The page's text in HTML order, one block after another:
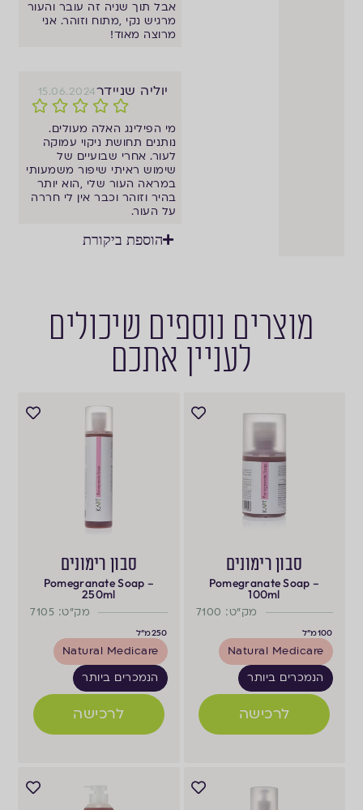
אבל תוך שניה זה עובר והעור
מרגיש נקי ,מתוח וזוהר. אני
מרוצה מאוד!
יוליה שניידר15.06.2024
מי הפילינג האלה מעולים.
נותנים תחושת ניקוי עמוקה
לעור. אחרי שבועיים של
שימוש ראיתי שיפור משמעותי
במראה העור שלי ,הוא יותר
בהיר וזוהר וכבר אין לי חררה
על העור.
הוספת ביקורת
מוצרים נוספים שיכולים
לעניין אתכם
סבון רימונים
Pomegranate Soap –
100ml
מק"ט: 7100
100מ"ל
Natural Medicare
הנמכרים ביותר
לרכישה
סבון רימונים
Pomegranate Soap –
250ml
מק"ט: 7105
250מ"ל
Natural Medicare
הנמכרים ביותר
לרכישה